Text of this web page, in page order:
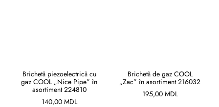
ADAUGĂ ÎN COȘ
Brichetă piezoelectrică cu
gaz COOL „Nice Pipe” în
asortiment 224810
140,00 MDL
ADAUGĂ ÎN COȘ
Brichetă de gaz COOL
„Zac” în asortiment 216032
195,00 MDL